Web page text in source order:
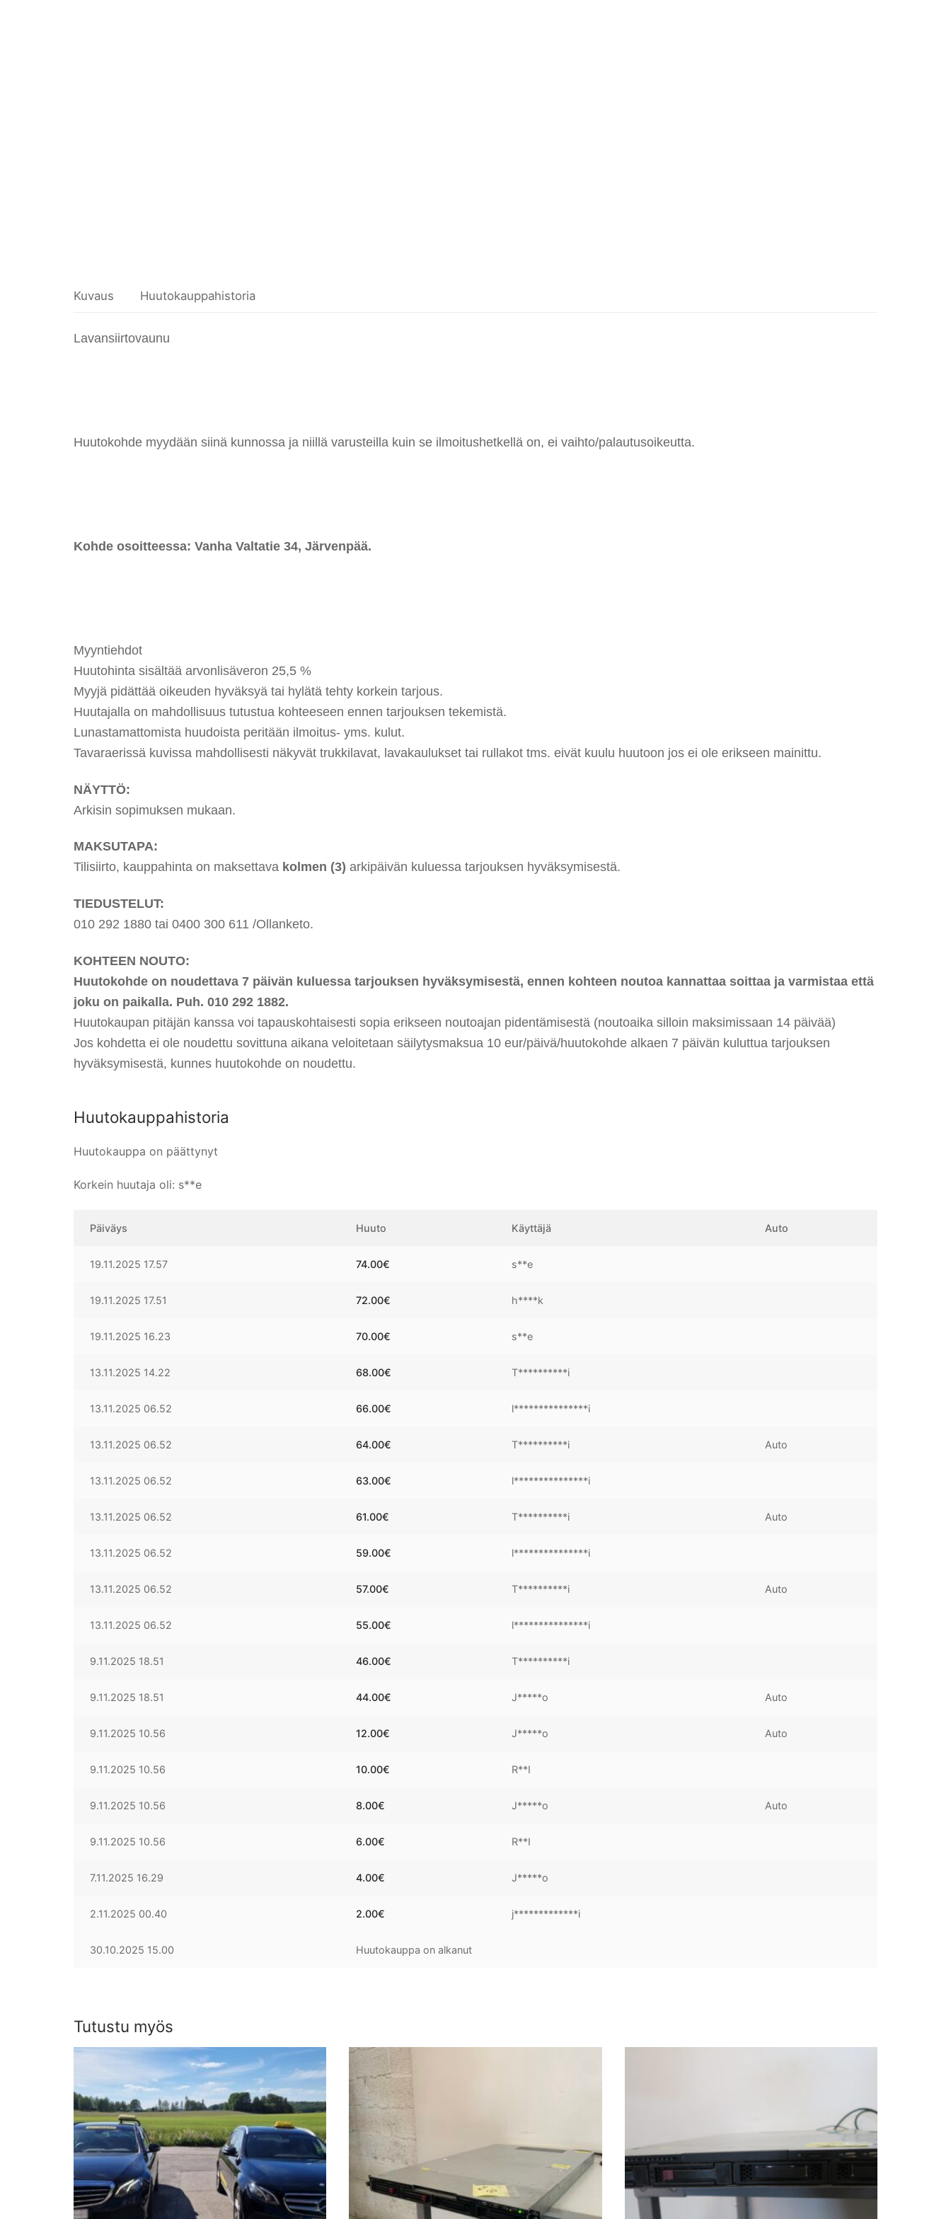
Kuvaus Huutokauppahistoria
Lavansiirtovaunu
Huutokohde myydään siinä kunnossa ja niillä varusteilla kuin se ilmoitushetkellä on, ei vaihto/palautusoikeutta.
Kohde osoitteessa: Vanha Valtatie 34, Järvenpää.
Myyntiehdot
Huutohinta sisältää arvonlisäveron 25,5 %
Myyjä pidättää oikeuden hyväksyä tai hylätä tehty korkein tarjous.
Huutajalla on mahdollisuus tutustua kohteeseen ennen tarjouksen tekemistä.
Lunastamattomista huudoista peritään ilmoitus- yms. kulut.
Tavaraerissä kuvissa mahdollisesti näkyvät trukkilavat, lavakaulukset tai rullakot tms. eivät kuulu huutoon jos ei ole erikseen mainittu.
NÄYTTÖ:
Arkisin sopimuksen mukaan.
MAKSUTAPA:
Tilisiirto, kauppahinta on maksettava kolmen (3) arkipäivän kuluessa tarjouksen hyväksymisestä.
TIEDUSTELUT:
010 292 1880 tai 0400 300 611 /Ollanketo.
KOHTEEN NOUTO:
Huutokohde on noudettava 7 päivän kuluessa tarjouksen hyväksymisestä, ennen kohteen noutoa kannattaa soittaa ja varmistaa että
joku on paikalla. Puh. 010 292 1882.
Huutokaupan pitäjän kanssa voi tapauskohtaisesti sopia erikseen noutoajan pidentämisestä (noutoaika silloin maksimissaan 14 päivää)
Jos kohdetta ei ole noudettu sovittuna aikana veloitetaan säilytysmaksua 10 eur/päivä/huutokohde alkaen 7 päivän kuluttua tarjouksen
hyväksymisestä, kunnes huutokohde on noudettu.
Huutokauppahistoria
Huutokauppa on päättynyt
Korkein huutaja oli: s**e
Päiväys Huuto Käyttäjä Auto
19.11.2025 17.57 74.00€ s**e
19.11.2025 17.51 72.00€ h****k
19.11.2025 16.23 70.00€ s**e
13.11.2025 14.22 68.00€ T**********i
13.11.2025 06.52 66.00€ l***************i
13.11.2025 06.52 64.00€ T**********i Auto
13.11.2025 06.52 63.00€ l***************i
13.11.2025 06.52 61.00€ T**********i Auto
13.11.2025 06.52 59.00€ l***************i
13.11.2025 06.52 57.00€ T**********i Auto
13.11.2025 06.52 55.00€ l***************i
9.11.2025 18.51 46.00€ T**********i
9.11.2025 18.51 44.00€ J*****o Auto
9.11.2025 10.56 12.00€ J*****o Auto
9.11.2025 10.56 10.00€ R**I
9.11.2025 10.56 8.00€ J*****o Auto
9.11.2025 10.56 6.00€ R**I
7.11.2025 16.29 4.00€ J*****o
2.11.2025 00.40 2.00€ j*************i
30.10.2025 15.00 Huutokauppa on alkanut
Tutustu myös